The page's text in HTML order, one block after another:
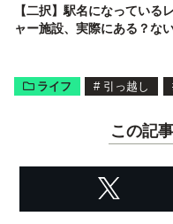
【二択】駅名になっている
ャー施設、実際にある？な
ライフ # 引っ越し
この記